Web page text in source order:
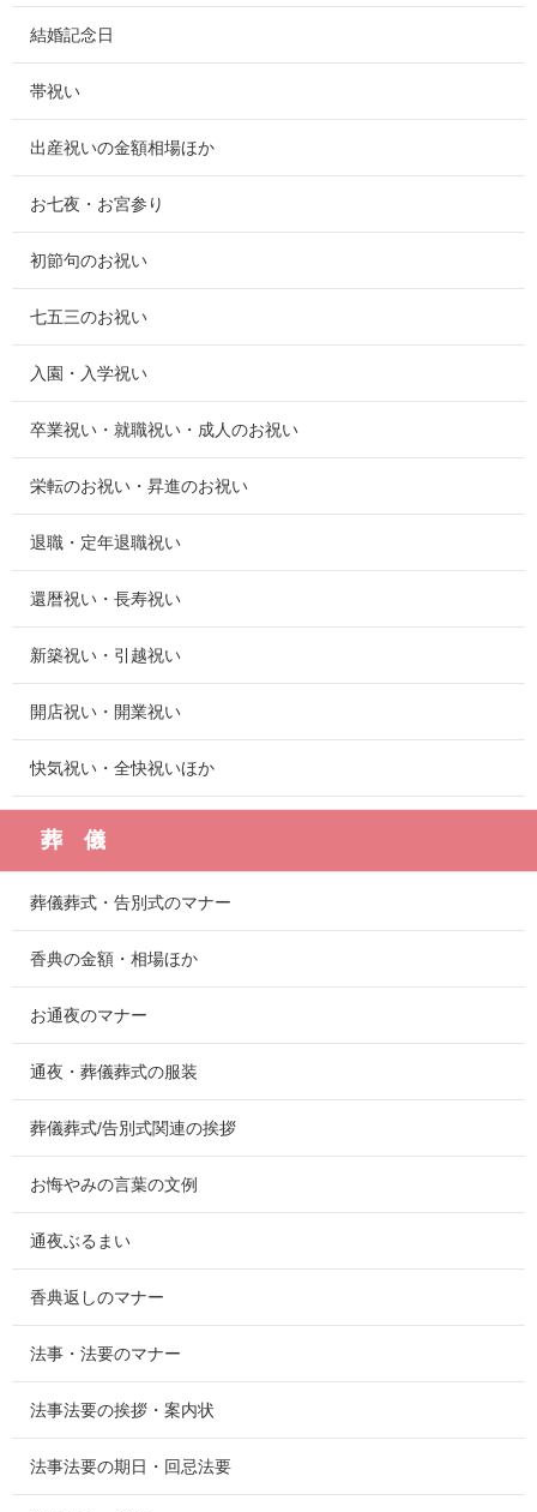
結婚記念日
帯祝い
出産祝いの金額相場ほか
お七夜・お宮参り
初節句のお祝い
七五三のお祝い
入園・入学祝い
卒業祝い・就職祝い・成人のお祝い
栄転のお祝い・昇進のお祝い
退職・定年退職祝い
還暦祝い・長寿祝い
新築祝い・引越祝い
開店祝い・開業祝い
快気祝い・全快祝いほか
葬 儀
葬儀葬式・告別式のマナー
香典の金額・相場ほか
お通夜のマナー
通夜・葬儀葬式の服装
葬儀葬式/告別式関連の挨拶
お悔やみの言葉の文例
通夜ぶるまい
香典返しのマナー
法事・法要のマナー
法事法要の挨拶・案内状
法事法要の期日・回忌法要